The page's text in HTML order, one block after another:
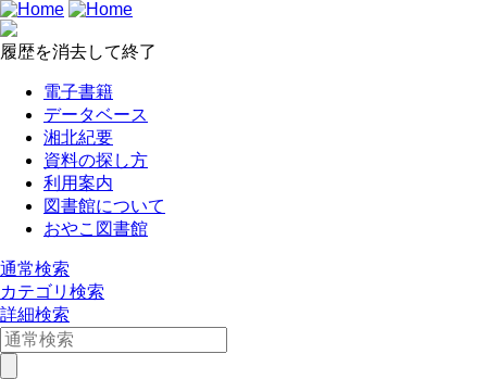
履歴を消去して終了
電子書籍
データベース
湘北紀要
資料の探し方
利用案内
図書館について
おやこ図書館
通常検索
カテゴリ検索
詳細検索